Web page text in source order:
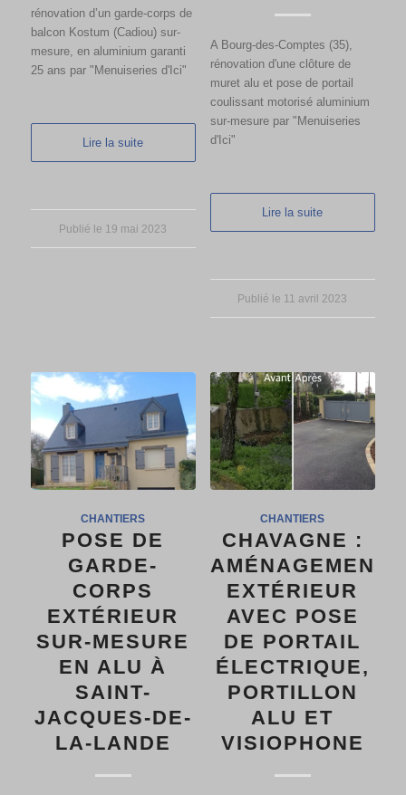
rénovation d’un garde-corps de
balcon Kostum (Cadiou) sur-
mesure, en aluminium garanti
25 ans par "Menuiseries d'Ici"
Lire la suite
Publié le 19 mai 2023
A Bourg-des-Comptes (35),
rénovation d'une clôture de
muret alu et pose de portail
coulissant motorisé aluminium
sur-mesure par "Menuiseries
d'Ici"
Lire la suite
Publié le 11 avril 2023
CHANTIERS
POSE DE
GARDE-
CORPS
EXTÉRIEUR
SUR-MESURE
EN ALU À
SAINT-
JACQUES-DE-
LA-LANDE
CHANTIERS
CHAVAGNE :
AMÉNAGEMENT
EXTÉRIEUR
AVEC POSE
DE PORTAIL
ÉLECTRIQUE,
PORTILLON
ALU ET
VISIOPHONE